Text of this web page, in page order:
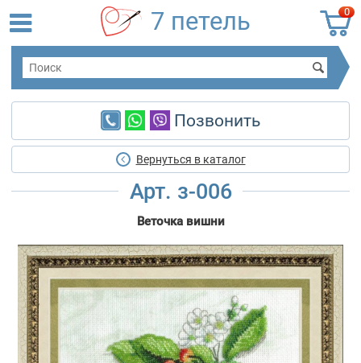
0
7 петель
Позвонить
Вернуться в каталог
Арт. з-006
Веточка вишни